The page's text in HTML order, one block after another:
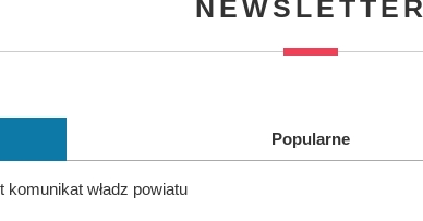
NEWSLETTER
Popularne
władz powiatu